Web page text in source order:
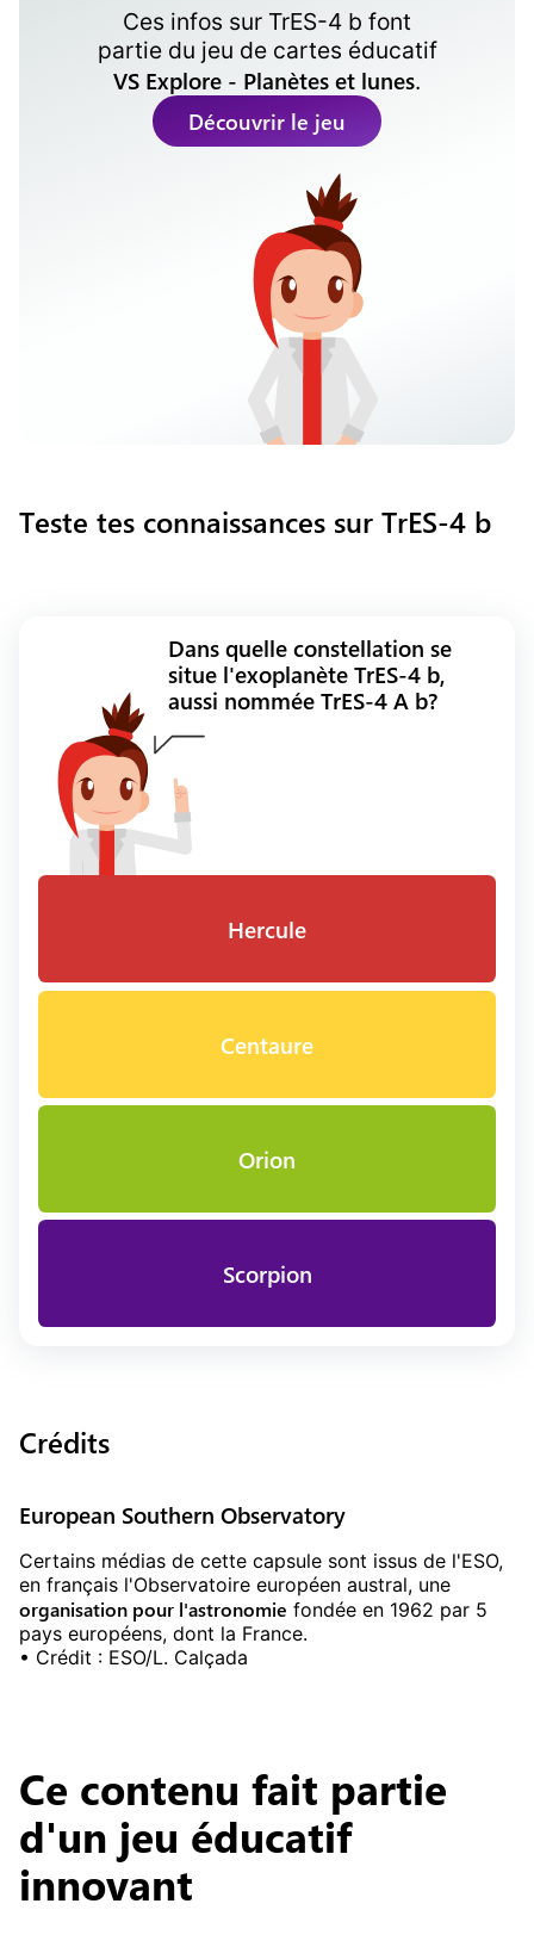
Ces infos sur TrES-4 b font
partie du jeu de cartes éducatif
VS Explore - Planètes et lunes.
Découvrir le jeu
Teste tes connaissances sur TrES-4 b
Dans quelle constellation se
situe l'exoplanète TrES-4 b,
aussi nommée TrES-4 A b?
Hercule
Centaure
Orion
Scorpion
Crédits
European Southern Observatory
Certains médias de cette capsule sont issus de l'ESO,
en français l'Observatoire européen austral, une
organisation pour l'astronomie fondée en 1962 par 5
pays européens, dont la France.
• Crédit : ESO/L. Calçada
Ce contenu fait partie
d'un jeu éducatif
innovant